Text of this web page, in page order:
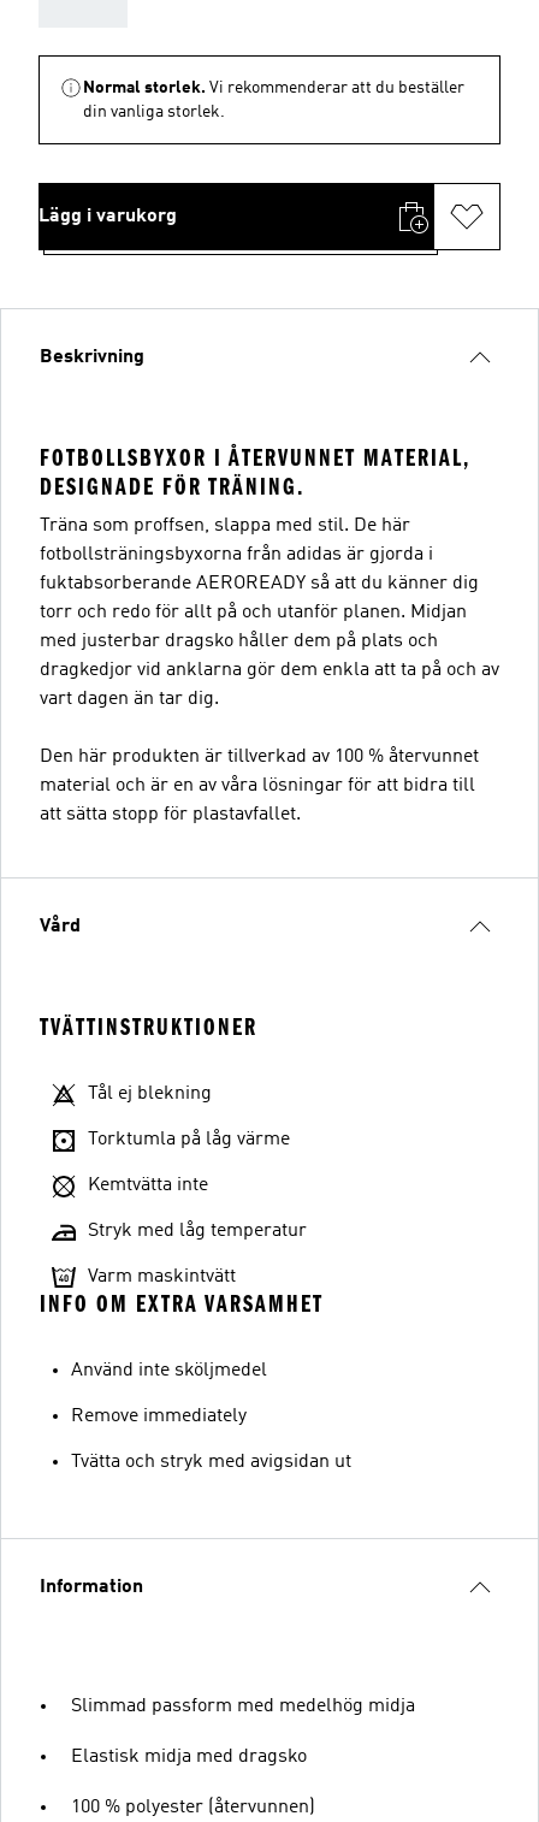
Normal storlek. Vi rekommenderar att du beställer
din vanliga storlek.
Lägg i varukorg
Beskrivning
FOTBOLLSBYXOR I ÅTERVUNNET MATERIAL,
DESIGNADE FÖR TRÄNING.
Träna som proffsen, slappa med stil. De här
fotbollsträningsbyxorna från adidas är gjorda i
fuktabsorberande AEROREADY så att du känner dig
torr och redo för allt på och utanför planen. Midjan
med justerbar dragsko håller dem på plats och
dragkedjor vid anklarna gör dem enkla att ta på och av
vart dagen än tar dig.
Den här produkten är tillverkad av 100 % återvunnet
material och är en av våra lösningar för att bidra till
att sätta stopp för plastavfallet.
Vård
TVÄTTINSTRUKTIONER
Tål ej blekning
Torktumla på låg värme
Kemtvätta inte
Stryk med låg temperatur
Varm maskintvätt
INFO OM EXTRA VARSAMHET
Använd inte sköljmedel
Remove immediately
Tvätta och stryk med avigsidan ut
Information
Slimmad passform med medelhög midja
Elastisk midja med dragsko
100 % polyester (återvunnen)